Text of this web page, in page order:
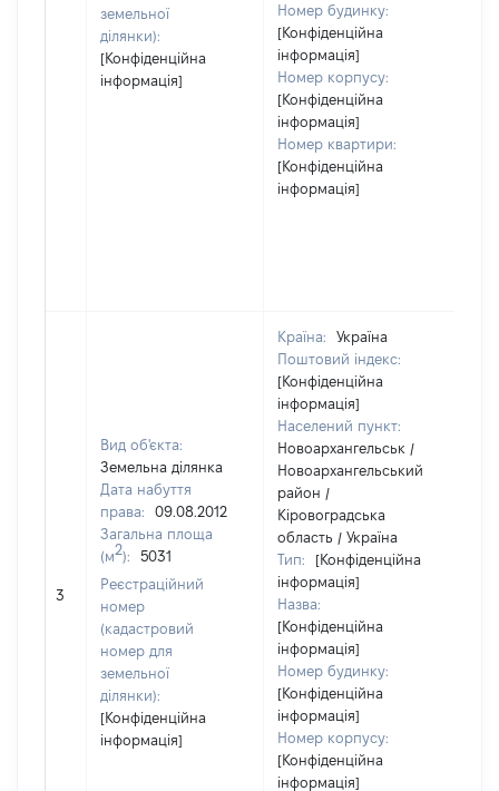
земельної
ділянки):
[Конфіденційна
інформація]
Номер будинку:
[Конфіденційна
інформація]
Номер корпусу:
[Конфіденційна
інформація]
Номер квартири:
[Конфіденційна
інформація]
3
Вид об'єкта:
Земельна ділянка
Дата набуття
права:
09.08.2012
Загальна площа
(м2):
5031
Реєстраційний
номер
(кадастровий
номер для
земельної
ділянки):
[Конфіденційна
інформація]
Країна:
Україна
Поштовий індекс:
[Конфіденційна
інформація]
Населений пункт:
Новоархангельськ /
Новоархангельський
район /
Кіровоградська
область / Україна
Тип:
[Конфіденційна
інформація]
Назва:
[Конфіденційна
інформація]
Номер будинку:
[Конфіденційна
інформація]
Номер корпусу:
[Конфіденційна
інформація]